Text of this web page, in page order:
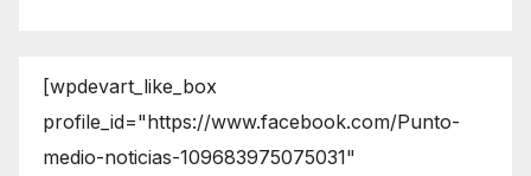
[wpdevart_like_box
profile_id="https://www.facebook.com/Punto-
medio-noticias-109683975075031"